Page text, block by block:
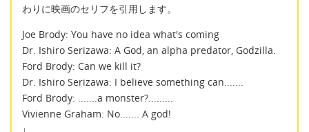
わりに映画のセリフを引用します。
Joe Brody: You have no idea what's coming
Dr. Ishiro Serizawa: A God, an alpha predator, Godzilla.
Ford Brody: Can we kill it?
Dr. Ishiro Serizawa: I believe something can.......
Ford Brody: .......a monster?.........
Vivienne Graham: No....... A god!